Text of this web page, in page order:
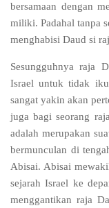
bersamaan dengan
miliki. Padahal tanpa
menghabisi Daud si
Sesungguhnya raja
Israel untuk tidak
sangat yakin akan
juga bagi seorang
adalah merupakan
bermunculan di
Abisai. Abisai
sejarah Israel ke
menggantikan raja